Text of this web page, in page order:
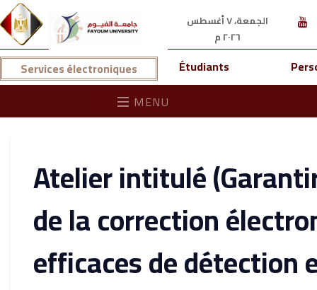
الجمعة، ٧ أغسطس
٢٠٢٦ م
Services électroniques Étudiants
MENU
Atelier intitulé
de la correction
efficaces de détection